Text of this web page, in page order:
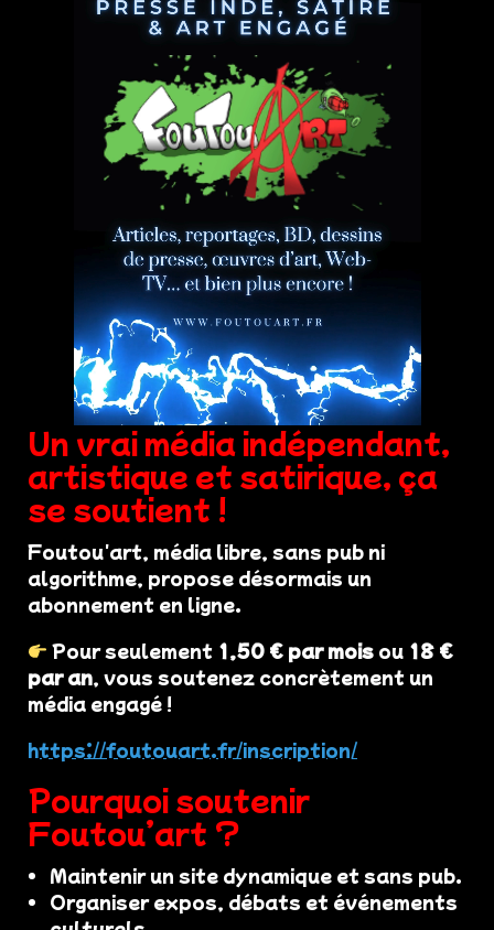
Un vrai média indépendant,
artistique et satirique, ça
se soutient !
Foutou'art, média libre, sans pub ni
algorithme, propose désormais un
abonnement en ligne.
Pour seulement 1,50 € par mois ou 18 €
par an, vous soutenez concrètement un
média engagé !
https://foutouart.fr/inscription/
Pourquoi soutenir
Foutou’art ?
Maintenir un site dynamique et sans pub.
Organiser expos, débats et événements